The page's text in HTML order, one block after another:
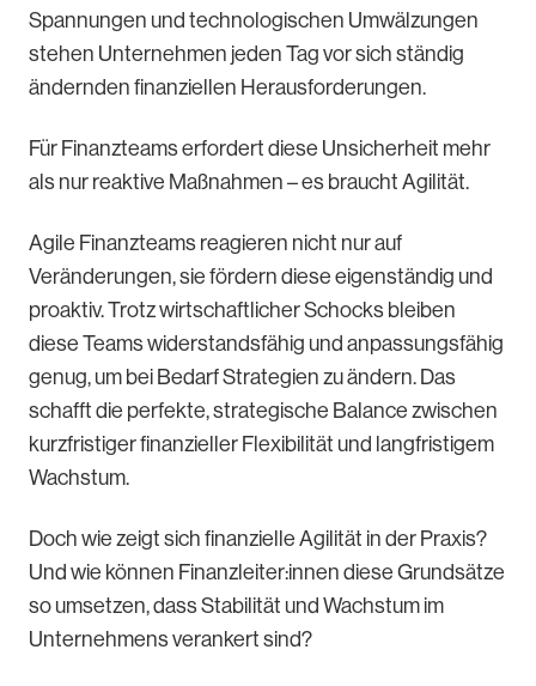
Spannungen und technologischen Umwälzungen
stehen Unternehmen jeden Tag vor sich ständig
ändernden finanziellen Herausforderungen.
Für Finanzteams erfordert diese Unsicherheit mehr
als nur reaktive Maßnahmen – es braucht Agilität.
Agile Finanzteams reagieren nicht nur auf
Veränderungen, sie fördern diese eigenständig und
proaktiv. Trotz wirtschaftlicher Schocks bleiben
diese Teams widerstandsfähig und anpassungsfähig
genug, um bei Bedarf Strategien zu ändern. Das
schafft die perfekte, strategische Balance zwischen
kurzfristiger finanzieller Flexibilität und langfristigem
Wachstum.
Doch wie zeigt sich finanzielle Agilität in der Praxis?
Und wie können Finanzleiter:innen diese Grundsätze
so umsetzen, dass Stabilität und Wachstum im
Unternehmens verankert sind?